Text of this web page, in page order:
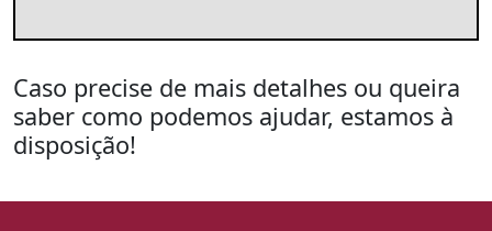
Caso precise de mais detalhes ou queira
saber como podemos ajudar, estamos à
disposição!